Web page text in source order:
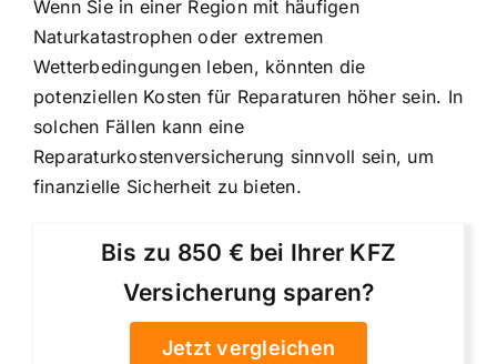
Wenn Sie in einer Region mit häufigen
Naturkatastrophen oder extremen
Wetterbedingungen leben, könnten die
potenziellen Kosten für Reparaturen höher sein. In
solchen Fällen kann eine
Reparaturkostenversicherung sinnvoll sein, um
finanzielle Sicherheit zu bieten.
Bis zu 850 € bei Ihrer KFZ
Versicherung sparen?
Jetzt vergleichen